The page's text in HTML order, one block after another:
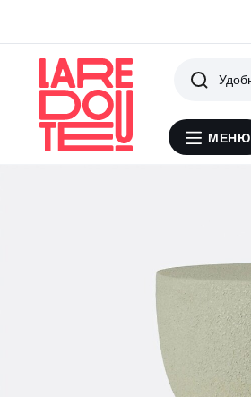
Меню
МЕНЮ
Поиск